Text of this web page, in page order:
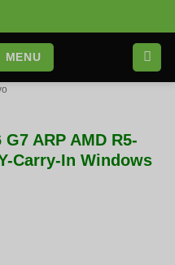
MENU
ARP AMD R5-
Carry-In Windows